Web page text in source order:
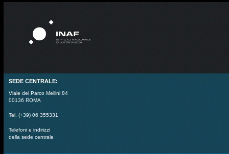
SEDE CENTRALE:
Viale del Parco Mellini 84
00136 ROMA
Tel. (+39) 06 355331
Telefoni e indirizzi
della sede centrale